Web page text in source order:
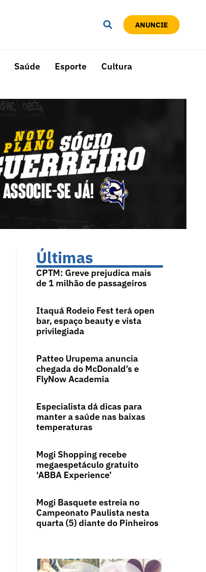
ANUNCIE
Saúde Esporte Cultura
Últimas
CPTM: Greve prejudica mais
de 1 milhão de passageiros
Itaquá Rodeio Fest terá open
bar, espaço beauty e vista
privilegiada
Patteo Urupema anuncia
chegada do McDonald’s e
FlyNow Academia
Especialista dá dicas para
manter a saúde nas baixas
temperaturas
Mogi Shopping recebe
megaespetáculo gratuito
‘ABBA Experience’
Mogi Basquete estreia no
Campeonato Paulista nesta
quarta (5) diante do Pinheiros